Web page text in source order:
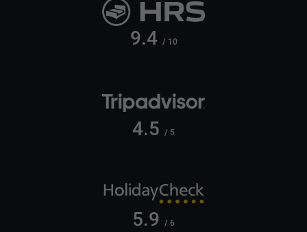
9.4 / 10
4.5 / 5
5.9 / 6